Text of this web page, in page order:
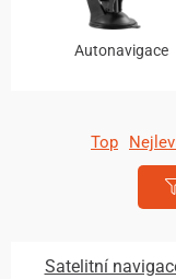
Autonavigace
Top
Satelitní